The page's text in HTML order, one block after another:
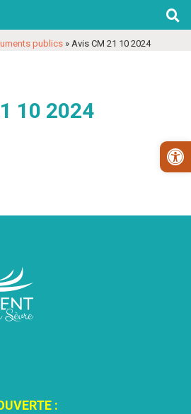

publics » Avis CM 21 10 2024
10 2024
: